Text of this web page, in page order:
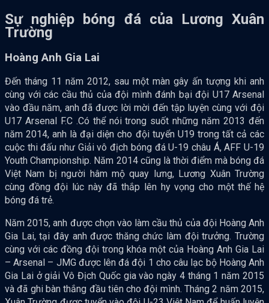
Sự nghiệp bóng đá của Lương Xuân
Trường
Hoàng Anh Gia Lai
Đến tháng 11 năm 2012, sau một màn gây ấn tượng khi anh
cùng với các cầu thủ của đội mình đánh bại đội U17 Arsenal
vào đầu năm, anh đã được lời mời đến tập luyện cùng với đội
U17 Arsenal F.C .Có thể nói trong suốt những năm 2013 đến
năm 2014, anh là đại diện cho đội tuyển U19 trong tất cả các
cuộc thi đấu như Giải vô địch bóng đá U-19 châu Á, AFF U-19
Youth Championship. Năm 2014 cũng là thời điểm mà bóng đá
Việt Nam bị người hâm mộ quay lưng, Lương Xuân Trường
cùng đồng đội lúc này đã thắp lên hy vọng cho một thế hệ
bóng đá trẻ.
Năm 2015, anh được chọn vào làm cầu thủ của đội Hoàng Anh
Gia Lai, tại đây anh được thăng chức làm đội trưởng. Trường
cùng với các đồng đội trong khóa một của Hoàng Anh Gia Lai
– Arsenal – JMG được lên đá đội 1 cho câu lạc bộ Hoàng Anh
Gia Lai ở giải Vô Địch Quốc gia vào ngày 4 tháng 1 năm 2015
và đã ghi bàn thắng đầu tiên cho đội mình. Tháng 2 năm 2015,